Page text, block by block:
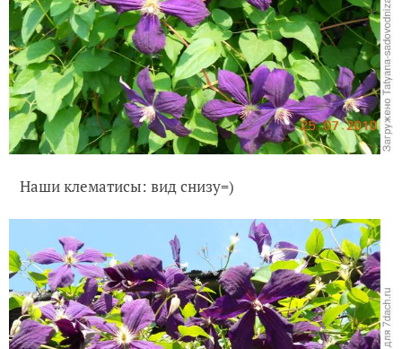
Наши клематисы: вид снизу=)